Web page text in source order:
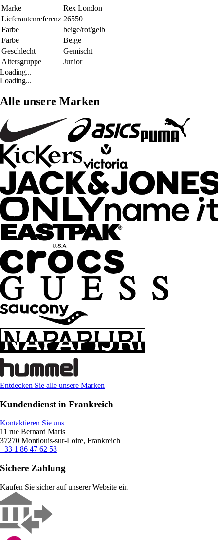
Marke
Rex London
Lieferantenreferenz 26550
Farbe
beige/rot/gelb
Farbe
Beige
Geschlecht
Gemischt
Altersgruppe
Junior
Loading...
Loading...
Alle unsere Marken
Entdecken Sie alle unsere Marken
Kundendienst in Frankreich
Kontaktieren Sie uns
11 rue Bernard Maris
37270 Montlouis-sur-Loire, Frankreich
+33 1 86 47 62 58
Sichere Zahlung
Kaufen Sie sicher auf unserer Website ein